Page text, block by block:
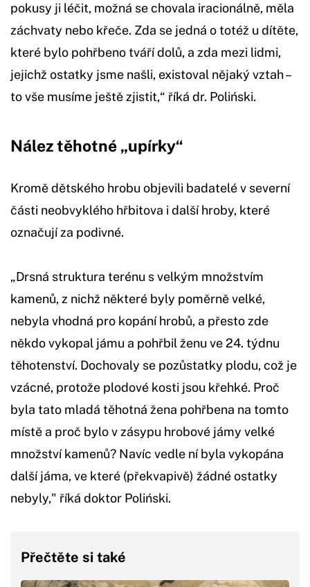
pokusy ji léčit, možná se chovala iracionálně, měla
záchvaty nebo křeče. Zda se jedná o totéž u dítěte,
které bylo pohřbeno tváří dolů, a zda mezi lidmi,
jejichž ostatky jsme našli, existoval nějaký vztah –
to vše musíme ještě zjistit,“ říká dr. Poliński.
Nález těhotné „upírky“
Kromě dětského hrobu objevili badatelé v severní
části neobvyklého hřbitova i další hroby, které
označují za podivné.
„Drsná struktura terénu s velkým množstvím
kamenů, z nichž některé byly poměrně velké,
nebyla vhodná pro kopání hrobů, a přesto zde
někdo vykopal jámu a pohřbil ženu ve 24. týdnu
těhotenství. Dochovaly se pozůstatky plodu, což je
vzácné, protože plodové kosti jsou křehké. Proč
byla tato mladá těhotná žena pohřbena na tomto
místě a proč bylo v zásypu hrobové jámy velké
množství kamenů? Navíc vedle ní byla vykopána
další jáma, ve které (překvapivě) žádné ostatky
nebyly," říká doktor Poliński.
Přečtěte si také